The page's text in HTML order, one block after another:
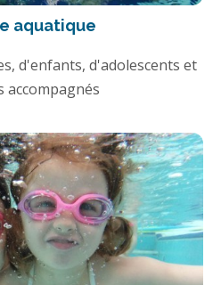
aquatique
d'enfants, d'adolescents et
accompagnés